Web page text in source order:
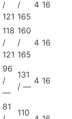
/
121
/
165
4 16
118
/
121
160
/
165
4 16
96
/
—
131
/ —
4 16
81
110